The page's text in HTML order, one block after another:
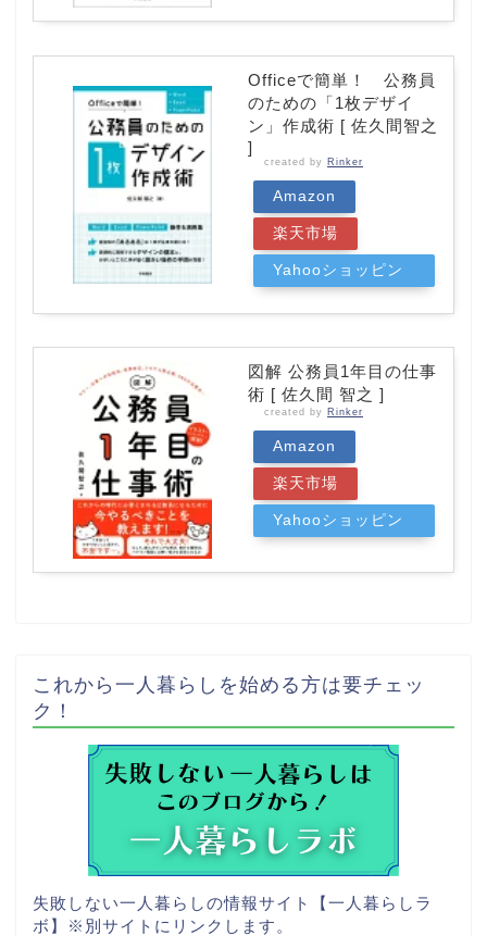
Officeで簡単！ 公務員
のための「1枚デザイ
ン」作成術 [ 佐久間智之
]
created by Rinker
Amazon
楽天市場
Yahooショッピン
図解 公務員1年目の仕事
術 [ 佐久間 智之 ]
created by Rinker
Amazon
楽天市場
Yahooショッピン
これから一人暮らしを始める方は要チェッ
ク！
失敗しない一人暮らしの情報サイト【一人暮らしラ
ボ】
※別サイトにリンクします。